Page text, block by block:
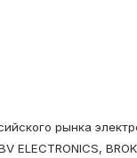
рынка
ELECTRONICS,